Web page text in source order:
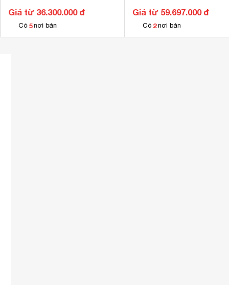
Giá từ 36.300.000 đ
Có 5 nơi bán
Giá từ 59.697.000 đ
Có 2 nơi bán